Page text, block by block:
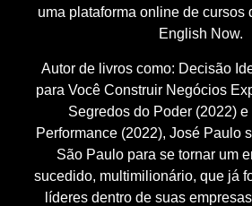
uma plataforma online de cursos
English Now.
Autor de livros como: Decisão
para Você Construir Negócios
Segredos do Poder (2022)
Performance (2022), José Paulo
São Paulo para se tornar um
sucedido, multimilionário, que já
líderes dentro de suas